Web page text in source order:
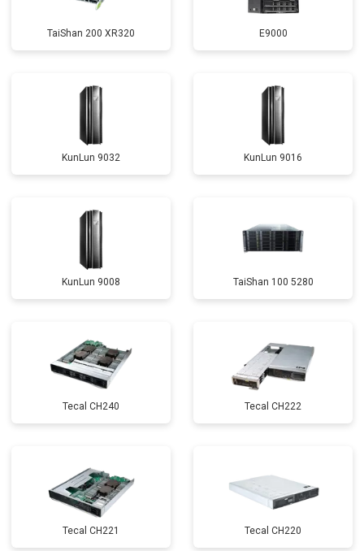
TaiShan 200 XR320 E9000
KunLun 9032 KunLun 9016
KunLun 9008 TaiShan 100 5280
Tecal CH240 Tecal CH222
Tecal CH221 Tecal CH220